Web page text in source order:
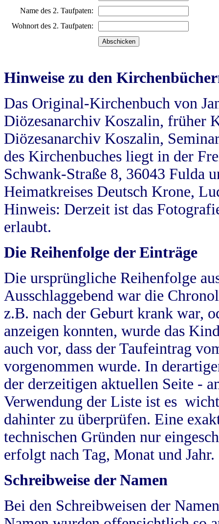
Name des 2. Taufpaten:
Wohnort des 2. Taufpaten:
Hinweise zu den
Das Original-Kirchenbuch von
Diözesanarchiv Koszalin, früher
Diözesanarchiv Koszalin,
des Kirchenbuches liegt in der
Schwank-Straße 8, 36043 Fulda
Heimatkreises Deutsch Krone,
Hinweis: Derzeit ist das
erlaubt.
Die Reihenfolge der Einträge
Die ursprüngliche Reihenfolge
Ausschlaggebend war die
z.B. nach der Geburt krank war,
anzeigen konnten, wurde das
auch vor, dass der Taufeintrag
vorgenommen wurde. In
der derzeitigen aktuellen Seite -
Verwendung der Liste ist es
dahinter zu überprüfen. Eine
technischen Gründen nur
erfolgt nach Tag, Monat und Jahr.
Schreibweise der Namen
Bei den Schreibweisen der